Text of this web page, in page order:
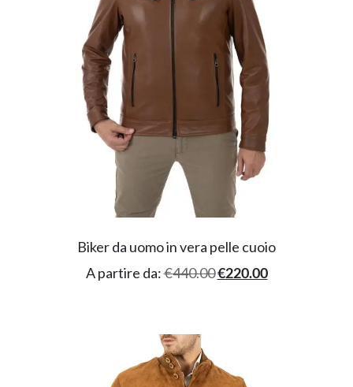
Biker da uomo in vera pelle cuoio
A partire da:€440.00€220.00